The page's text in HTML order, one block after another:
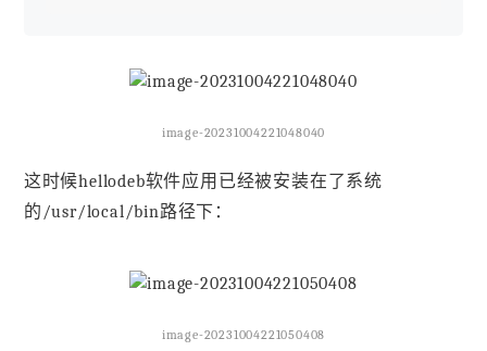
image-20231004221048040
这时候hellodeb软件应用已经被安装在了系统
的/usr/local/bin路径下：
image-20231004221050408